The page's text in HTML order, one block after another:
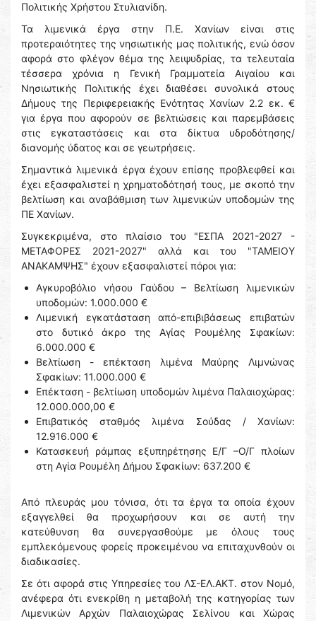
Πολιτικής Χρήστου Στυλιανίδη.
Τα λιμενικά έργα στην Π.Ε. Χανίων είναι στις
προτεραιότητες της νησιωτικής μας πολιτικής, ενώ όσον
αφορά στο φλέγον θέμα της λειψυδρίας, τα τελευταία
τέσσερα χρόνια η Γενική Γραμματεία Αιγαίου και
Νησιωτικής Πολιτικής έχει διαθέσει συνολικά στους
Δήμους της Περιφερειακής Ενότητας Χανίων 2.2 εκ. €
για έργα που αφορούν σε βελτιώσεις και παρεμβάσεις
στις εγκαταστάσεις και στα δίκτυα υδροδότησης/
διανομής ύδατος και σε γεωτρήσεις.
Σημαντικά λιμενικά έργα έχουν επίσης προβλεφθεί και
έχει εξασφαλιστεί η χρηματοδότησή τους, με σκοπό την
βελτίωση και αναβάθμιση των λιμενικών υποδομών της
ΠΕ Χανίων.
Συγκεκριμένα, στο πλαίσιο του "ΕΣΠΑ 2021-2027 -
ΜΕΤΑΦΟΡΕΣ 2021-2027" αλλά και του "ΤΑΜΕΙΟΥ
ΑΝΑΚΑΜΨΗΣ" έχουν εξασφαλιστεί πόροι για:
Αγκυροβόλιο νήσου Γαύδου – Βελτίωση λιμενικών
υποδομών: 1.000.000 €
Λιμενική εγκατάσταση από-επιβιβάσεως επιβατών
στο δυτικό άκρο της Αγίας Ρουμέλης Σφακίων:
6.000.000 €
Βελτίωση - επέκταση λιμένα Μαύρης Λιμνώνας
Σφακίων: 11.000.000 €
Επέκταση - βελτίωση υποδομών λιμένα Παλαιοχώρας:
12.000.000,00 €
Επιβατικός σταθμός λιμένα Σούδας / Χανίων:
12.916.000 €
Κατασκευή ράμπας εξυπηρέτησης Ε/Γ –Ο/Γ πλοίων
στη Αγία Ρουμέλη Δήμου Σφακίων: 637.200 €
Από πλευράς μου τόνισα, ότι τα έργα τα οποία έχουν
εξαγγελθεί θα προχωρήσουν και σε αυτή την
κατεύθυνση θα συνεργασθούμε με όλους τους
εμπλεκόμενους φορείς προκειμένου να επιταχυνθούν οι
διαδικασίες.
Σε ότι αφορά στις Υπηρεσίες του ΛΣ-ΕΛ.ΑΚΤ. στον Νομό,
ανέφερα ότι ενεκρίθη η μεταβολή της κατηγορίας των
Λιμενικών Αρχών Παλαιοχώρας Σελίνου και Χώρας